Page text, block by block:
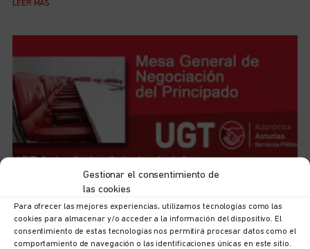
Gestionar el consentimiento de
las cookies
Para ofrecer las mejores experiencias, utilizamos tecnologías como las
cookies para almacenar y/o acceder a la información del dispositivo. El
consentimiento de estas tecnologías nos permitirá procesar datos como el
comportamiento de navegación o las identificaciones únicas en este sitio.
LEER MÁS
ordenación puestos en la Consejería de Hacienda,
Justicia y Asuntos Europeos
No hay comentarios